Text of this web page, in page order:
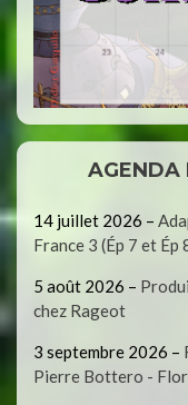
AGENDA
14 juillet 2026 –
France 3 (Ép 7 et Ép
5 août 2026 –
chez Rageot
3 septembre 2026 –
Pierre Bottero -